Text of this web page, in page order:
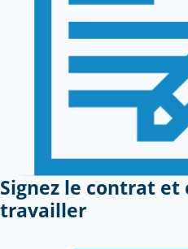
Signez le contrat et
travailler